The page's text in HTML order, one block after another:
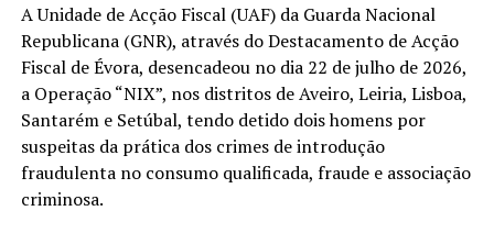
A Unidade de Acção Fiscal (UAF) da Guarda Nacional
Republicana (GNR), através do Destacamento de Acção
Fiscal de Évora, desencadeou no dia 22 de julho de 2026,
a Operação “NIX”, nos distritos de Aveiro, Leiria, Lisboa,
Santarém e Setúbal, tendo detido dois homens por
suspeitas da prática dos crimes de introdução
fraudulenta no consumo qualificada, fraude e associação
criminosa.